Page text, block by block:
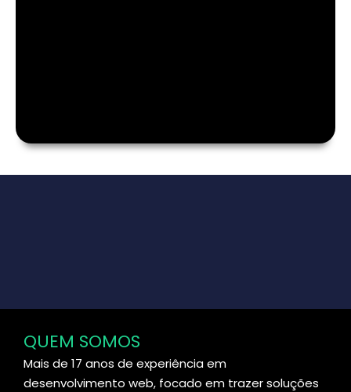
QUEM SOMOS
Mais de 17 anos de experiência em
desenvolvimento web, focado em trazer soluções